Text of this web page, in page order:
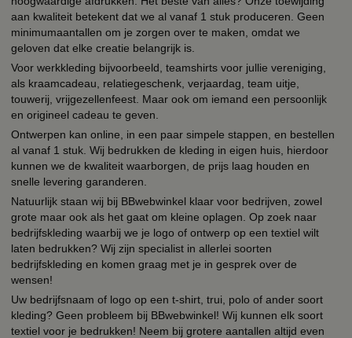
aan kwaliteit betekent dat we al vanaf 1 stuk produceren. Geen
minimumaantallen om je zorgen over te maken, omdat we
geloven dat elke creatie belangrijk is.
Voor werkkleding bijvoorbeeld, teamshirts voor jullie vereniging,
als kraamcadeau, relatiegeschenk, verjaardag, team uitje,
touwerij, vrijgezellenfeest. Maar ook om iemand een persoonlijk
en origineel cadeau te geven.
Ontwerpen kan online, in een paar simpele stappen, en bestellen
al vanaf 1 stuk. Wij bedrukken de kleding in eigen huis, hierdoor
kunnen we de kwaliteit waarborgen, de prijs laag houden en
snelle levering garanderen.
Natuurlijk staan wij bij BBwebwinkel klaar voor bedrijven, zowel
grote maar ook als het gaat om kleine oplagen. Op zoek naar
bedrijfskleding waarbij we je logo of ontwerp op een textiel wilt
laten bedrukken? Wij zijn specialist in allerlei soorten
bedrijfskleding en komen graag met je in gesprek over de
wensen!
Uw bedrijfsnaam of logo op een t-shirt, trui, polo of ander soort
kleding? Geen probleem bij BBwebwinkel! Wij kunnen elk soort
textiel voor je bedrukken! Neem bij grotere aantallen altijd even